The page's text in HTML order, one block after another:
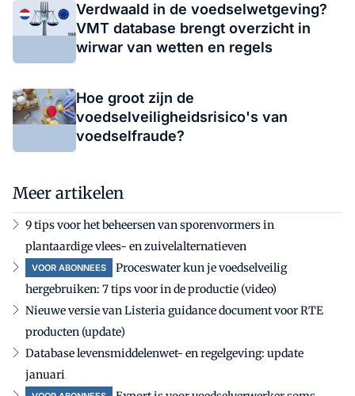
Verdwaald in de voedselwetgeving?
VMT database brengt overzicht in
wirwar van wetten en regels
Hoe groot zijn de
voedselveiligheidsrisico's van
voedselfraude?
Meer artikelen
9 tips voor het beheersen van sporenvormers in
plantaardige vlees- en zuivelalternatieven
VOOR ABONNEES
Proceswater kun je voedselveilig
hergebruiken: 7 tips voor in de productie (video)
Nieuwe versie van Listeria guidance document voor RTE
producten (update)
Database levensmiddelenwet- en regelgeving: update
januari